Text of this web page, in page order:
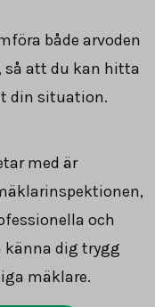
både arvoden
så att du kan hitta
din situation.
med är
och
känna dig trygg
mäklare.